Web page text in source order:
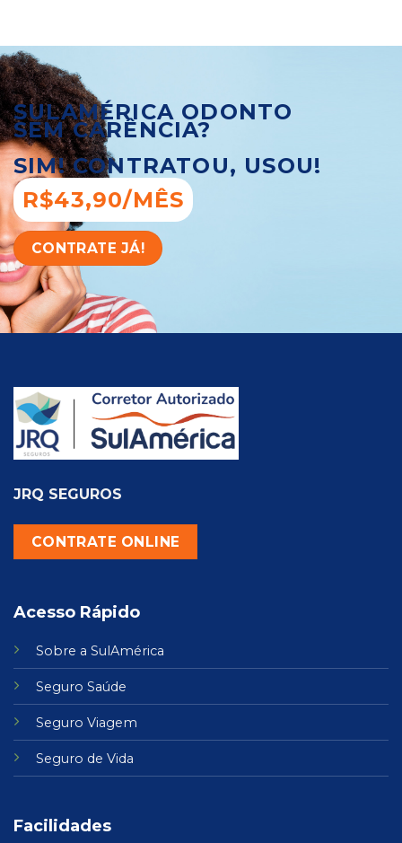
SULAMÉRICA ODONTO
SEM CARÊNCIA?
SIM! CONTRATOU, USOU!
R$43,90/MÊS
CONTRATE JÁ!
JRQ SEGUROS
CONTRATE ONLINE
Acesso Rápido
Sobre a SulAmérica
Seguro Saúde
Seguro Viagem
Seguro de Vida
Facilidades